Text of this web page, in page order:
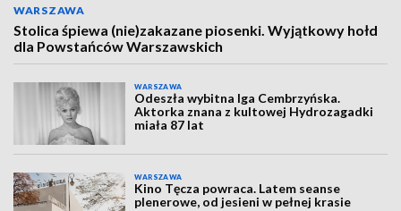
WARSZAWA
Stolica śpiewa (nie)zakazane piosenki. Wyjątkowy hołd
dla Powstańców Warszawskich
WARSZAWA
Odeszła wybitna Iga Cembrzyńska.
Aktorka znana z kultowej Hydrozagadki
miała 87 lat
WARSZAWA
Kino Tęcza powraca. Latem seanse
plenerowe, od jesieni w pełnej krasie